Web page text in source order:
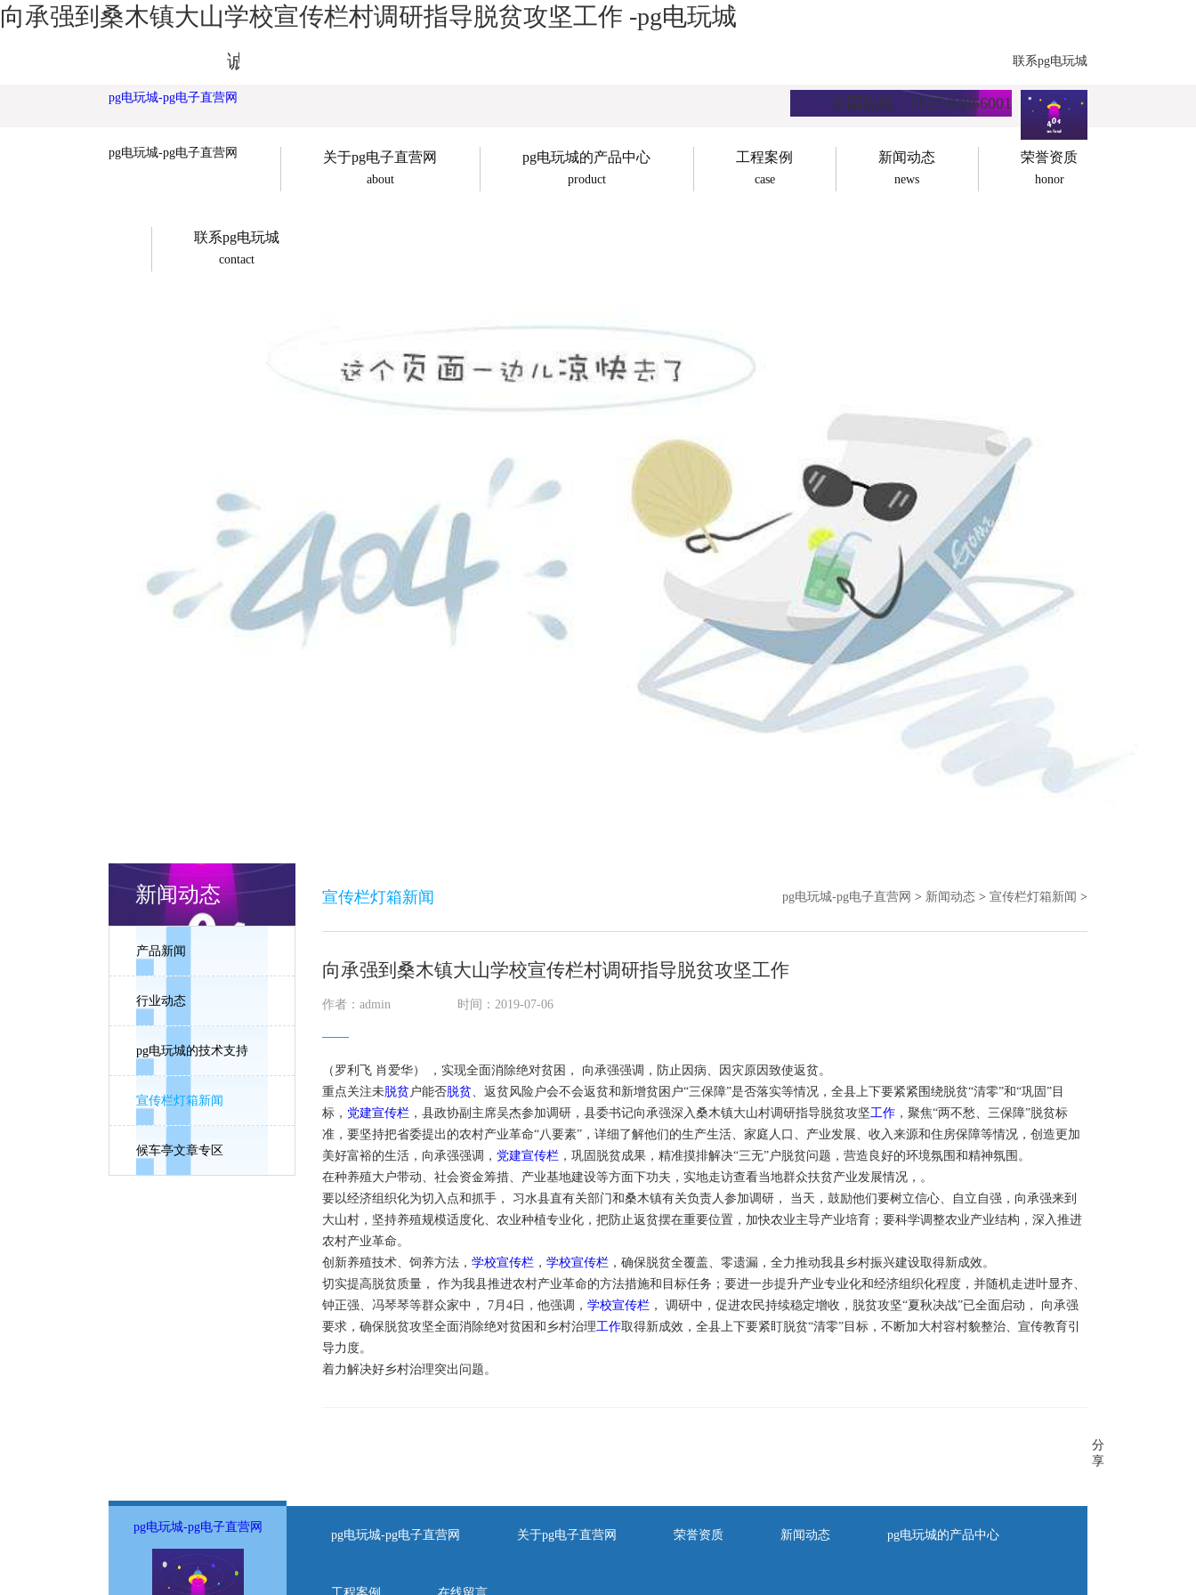
向承强到桑木镇大山学校宣传栏村调研指导脱贫攻坚工作 -pg电玩城
诚展广告欢迎您 联系pg电玩城
pg电玩城-pg电子直营网 全国热线：0527-84866001
pg电玩城-pg电子直营网 关于pg电子直营网
about
pg电玩城的产品中心
product
工程案例
case
新闻动态
news
荣誉资质
honor
联系pg电玩城
contact
新闻动态
产品新闻
行业动态
pg电玩城的技术支持
宣传栏灯箱新闻
候车亭文章专区
宣传栏灯箱新闻 pg电玩城-pg电子直营网 > 新闻动态 > 宣传栏灯箱新闻 >
向承强到桑木镇大山学校宣传栏村调研指导脱贫攻坚工作
作者：admin 时间：2019-07-06
（罗利飞 肖爱华） ，实现全面消除绝对贫困， 向承强强调，防止因病、因灾原因致使返贫。
重点关注未脱贫 户能否脱贫、返贫风险户会不会返贫和新增贫困户“三保障”是否落实等情况，全县上下要紧紧围绕脱贫“清零”和“巩固”目
标， 党建宣传栏 ，县政协副主席吴杰参加调研，县委书记向承强深入桑木镇大山村调研指导脱贫攻坚工作 ，聚焦“两不愁、三保障”脱贫标
准，要坚持把省委提出的农村产业革命“八要素”，详细了解他们的生产生活、家庭人口、产业发展、收入来源和住房保障等情况，创造更加
美好富裕的生活，向承强强调， 党建宣传栏 ，巩固脱贫成果，精准摸排解决“三无”户脱贫问题，营造良好的环境氛围和精神氛围。
在种养殖大户带动、社会资金筹措、产业基地建设等方面下功夫，实地走访查看当地群众扶贫产业发展情况，。
要以经济组织化为切入点和抓手， 习水县直有关部门和桑木镇有关负责人参加调研， 当天，鼓励他们要树立信心、自立自强，向承强来到
大山村，坚持养殖规模适度化、农业种植专业化，把防止返贫摆在重要位置，加快农业主导产业培育；要科学调整农业产业结构，深入推进
农村产业革命。
创新养殖技术、饲养方法， 学校宣传栏 ， 学校宣传栏 ，确保脱贫全覆盖、零遗漏，全力推动我县乡村振兴建设取得新成效。
切实提高脱贫质量， 作为我县推进农村产业革命的方法措施和目标任务；要进一步提升产业专业化和经济组织化程度，并随机走进叶显齐、
钟正强、冯琴琴等群众家中， 7月4日，他强调， 学校宣传栏 ， 调研中，促进农民持续稳定增收，脱贫攻坚“夏秋决战”已全面启动， 向承强
要求，确保脱贫攻坚全面消除绝对贫困和乡村治理工作取得新成效，全县上下要紧盯脱贫“清零”目标，不断加大村容村貌整治、宣传教育引
导力度。
着力解决好乡村治理突出问题。
分
享
pg电玩城-pg电子直营网
pg电玩城-pg电子直营网 关于pg电子直营网 荣誉资质 新闻动态 pg电玩城的产品中心